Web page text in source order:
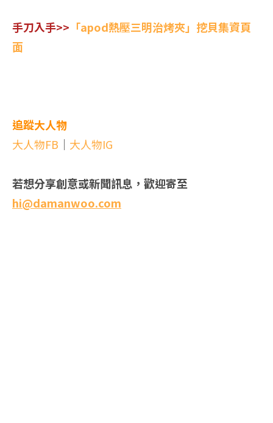
手刀入手>> 「apod熱壓三明治烤夾」挖貝集資頁
面
追蹤大人物
大人物FB ｜ 大人物IG
若想分享創意或新聞訊息，歡迎寄至
hi@damanwoo.com